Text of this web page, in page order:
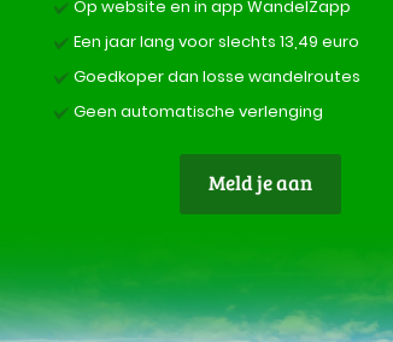
Op website en in app WandelZapp
Een jaar lang voor slechts 13,49 euro
Goedkoper dan losse wandelroutes
Geen automatische verlenging
Meld je aan